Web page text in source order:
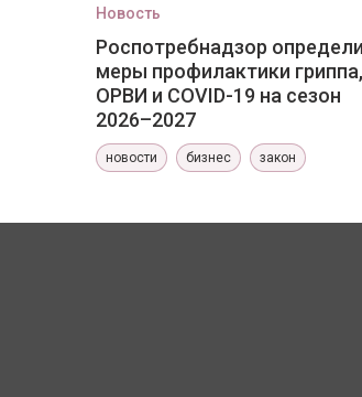
Новость
Роспотребнадзор
меры профилактики гриппа,
ОРВИ и COVID-19 на сезон
2026–2027
новости бизнес закон